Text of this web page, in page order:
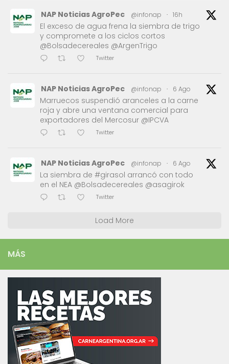
NAP Noticias AgroPec @infonap · 16h
El exceso de agua frena la siembra de trigo
y compromete a los ciclos cortos
@Bolsadecereales @ArgenTrigo
Twitter
NAP Noticias AgroPec @infonap · 6 Ago
Marruecos suspendió aranceles a la carne
roja y abre una ventana comercial para
exportadores del Mercosur @IPCVA
Twitter
NAP Noticias AgroPec @infonap · 6 Ago
La siembra de #girasol arrancó con todo
en el NEA @Bolsadecereales @asagirok
Twitter
Load More
MÁS